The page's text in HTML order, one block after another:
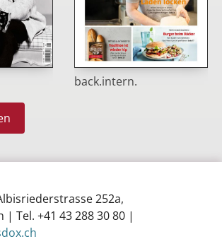
back.intern.
252a,
| Tel. +41 43 288 30 80 |